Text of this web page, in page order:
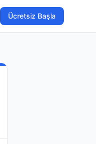
Ücretsiz Başla